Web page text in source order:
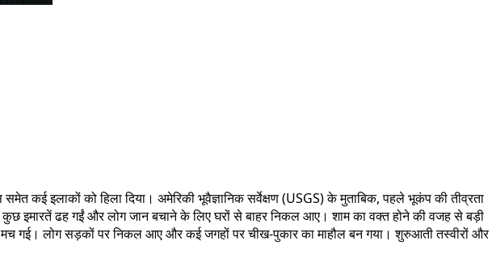
कई इलाकों को हिला दिया। अमेरिकी भूवैज्ञानिक सर्वेक्षण (USGS) के मुताबिक, पहले भूकंप की तीव्रता
इमारतें ढह गईं और लोग जान बचाने के लिए घरों से बाहर निकल आए। शाम का वक्त होने की वजह से बड़ी
गई। लोग सड़कों पर निकल आए और कई जगहों पर चीख-पुकार का माहौल बन गया। शुरुआती तस्वीरों और